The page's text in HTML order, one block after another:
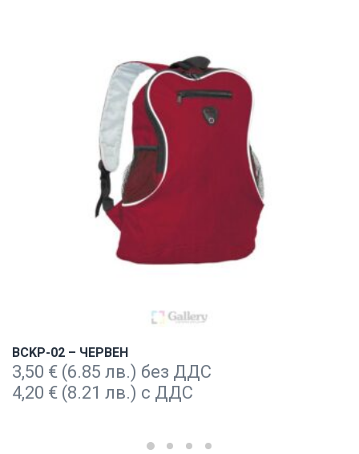
BCKP-02 – ЧЕРВЕН
3,50 € (6.85 лв.) без ДДС
4,20 € (8.21 лв.) с ДДС